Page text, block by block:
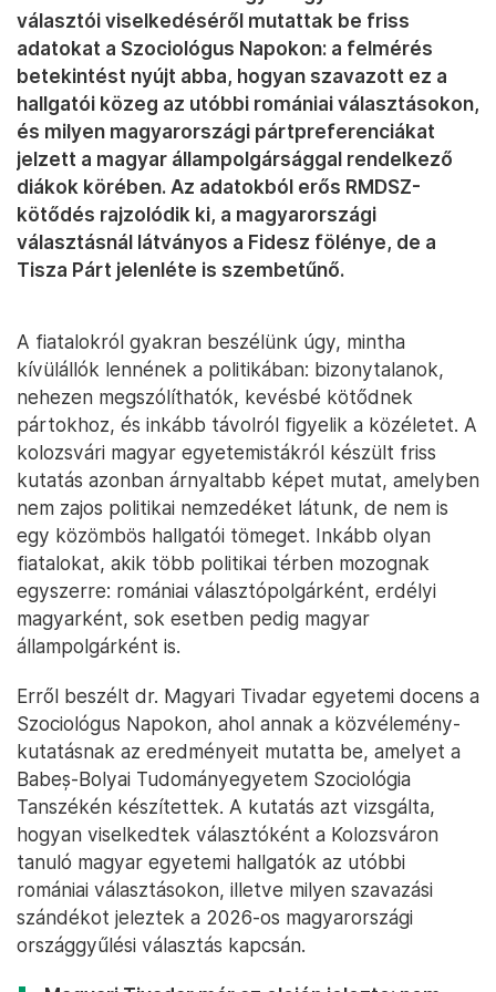
választói viselkedéséről mutattak be friss
adatokat a Szociológus Napokon: a felmérés
betekintést nyújt abba, hogyan szavazott ez a
hallgatói közeg az utóbbi romániai választásokon,
és milyen magyarországi pártpreferenciákat
jelzett a magyar állampolgársággal rendelkező
diákok körében. Az adatokból erős RMDSZ-
kötődés rajzolódik ki, a magyarországi
választásnál látványos a Fidesz fölénye, de a
Tisza Párt jelenléte is szembetűnő.
A fiatalokról gyakran beszélünk úgy, mintha
kívülállók lennének a politikában: bizonytalanok,
nehezen megszólíthatók, kevésbé kötődnek
pártokhoz, és inkább távolról figyelik a közéletet. A
kolozsvári magyar egyetemistákról készült friss
kutatás azonban árnyaltabb képet mutat, amelyben
nem zajos politikai nemzedéket látunk, de nem is
egy közömbös hallgatói tömeget. Inkább olyan
fiatalokat, akik több politikai térben mozognak
egyszerre: romániai választópolgárként, erdélyi
magyarként, sok esetben pedig magyar
állampolgárként is.
Erről beszélt dr. Magyari Tivadar egyetemi docens a
Szociológus Napokon, ahol annak a közvélemény-
kutatásnak az eredményeit mutatta be, amelyet a
Babeș-Bolyai Tudományegyetem Szociológia
Tanszékén készítettek. A kutatás azt vizsgálta,
hogyan viselkedtek választóként a Kolozsváron
tanuló magyar egyetemi hallgatók az utóbbi
romániai választásokon, illetve milyen szavazási
szándékot jeleztek a 2026-os magyarországi
országgyűlési választás kapcsán.